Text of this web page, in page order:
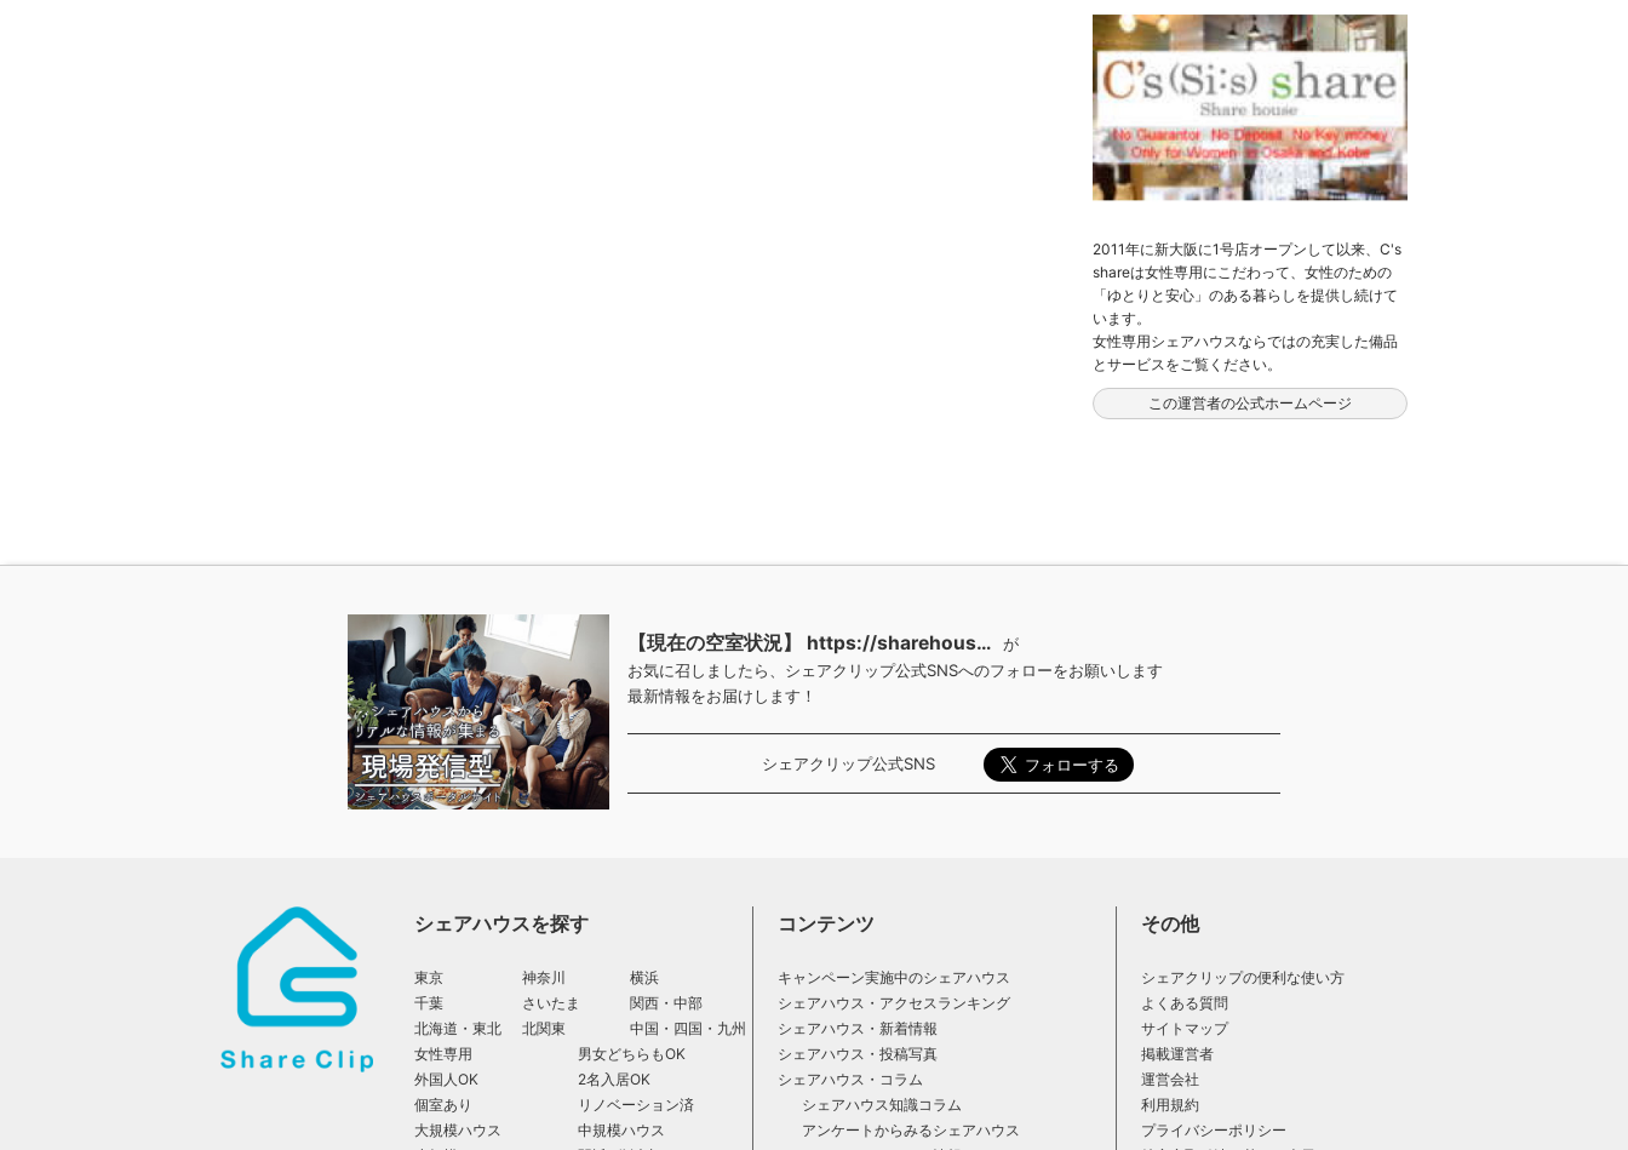
2011年に新大阪に1号店オープンして以来、C's
shareは女性専用にこだわって、女性のための
「ゆとりと安心」のある暮らしを提供し続けて
います。
女性専用シェアハウスならではの充実した備品
とサービスをご覧ください。
この運営者の公式ホームページ
【現在の空室状況】 https://sharehous…
が
お気に召しましたら、シェアクリップ公式SNSへのフォローをお願いします
最新情報をお届けします！
シェアクリップ公式SNS
シェアハウスを探す
東京 神奈川
横浜
千葉
さいたま
関西・中部
北海道・東北
北関東
中国・四国・九州
女性専用
男女どちらもOK
外国人OK
2名入居OK
個室あり
リノベーション済
大規模ハウス
中規模ハウス
コンテンツ
キャンペーン実施中のシェアハウス
シェアハウス・アクセスランキング
シェアハウス・新着情報
シェアハウス・投稿写真
シェアハウス・コラム
シェアハウス知識コラム
アンケートからみるシェアハウス
その他
シェアクリップの便利な使い方
よくある質問
サイトマップ
掲載運営者
運営会社
利用規約
プライバシーポリシー